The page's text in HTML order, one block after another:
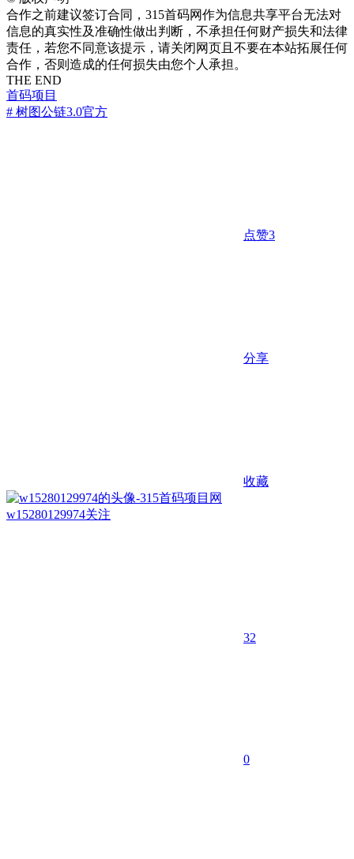
合作之前建议签订合同，315首码网作为信息共享平台无法对
信息的真实性及准确性做出判断，不承担任何财产损失和法律
责任，若您不同意该提示，请关闭网页且不要在本站拓展任何
合作，否则造成的任何损失由您个人承担。
THE END
首码项目
# 树图公链3.0官方
点赞3
分享
收藏
w15280129974关注
32
0